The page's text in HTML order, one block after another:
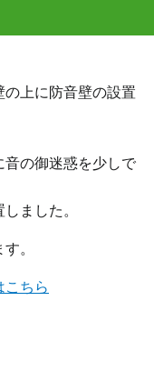
上に防音壁の設置
音の御迷惑を少しで
ました。
。
こちら